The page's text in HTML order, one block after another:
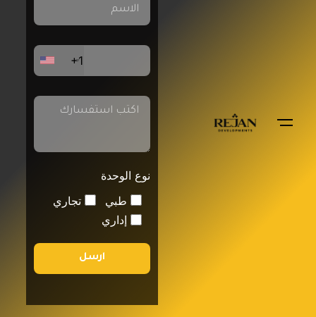
نوع الوحدة
تجاري
طبي
إداري
ارسل